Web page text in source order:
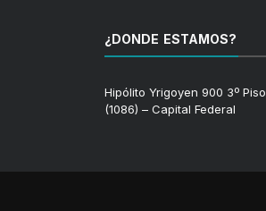
¿DONDE ESTAMOS?
Hipólito Yrigoyen 900 3º Piso
(1086) – Capital Federal